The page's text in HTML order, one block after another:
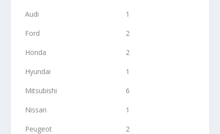
Audi 1
Ford 2
Honda 2
Hyundai 1
Mitsubishi 6
Nissan 1
Peugeot 2